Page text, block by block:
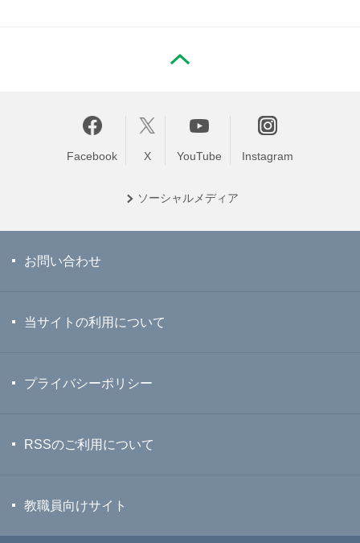
Facebook X YouTube Instagram
ソーシャル メディア
お問い合わせ
当サイトの利用について
プライバシーポリシー
RSSのご利用について
教職員向けサイト